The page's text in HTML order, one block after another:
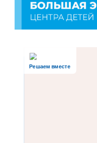
Решаем вместе